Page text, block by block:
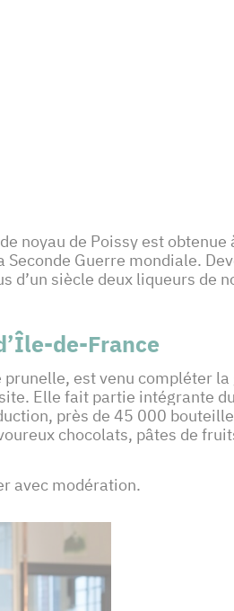
noyau de Poissy est obtenue
Guerre mondiale.
siècle deux liqueurs de
de-France
est venu compléter
Elle fait partie intégrante
près de 45 000
chocolats, pâtes de
avec modération.